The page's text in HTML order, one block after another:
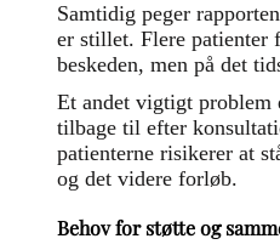
Samtidig peger
er stillet. Flere patienter
beskeden, men på det
Et andet vigtigt problem
tilbage til efter
patienterne risikerer at
og det videre forløb.
Behov for støtte og